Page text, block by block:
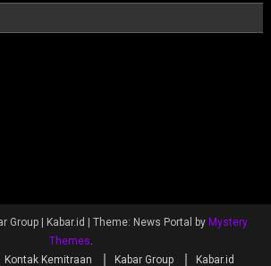
Group | Kabar.id Theme: News Portal by Mystery
Themes.
Kontak Kemitraan Kabar Group Kabar.id